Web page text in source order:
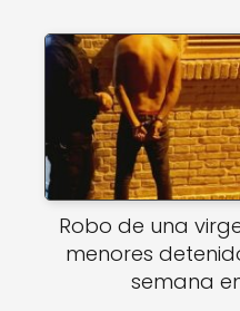
Robo de una
menores
semana